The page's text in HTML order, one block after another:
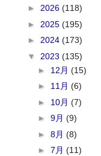
► 2026(118)
► 2025(195)
► 2024(173)
▼ 2023(135)
► 12月(15)
► 11月(6)
► 10月(7)
►9月(9)
►8月(8)
►7月(11)